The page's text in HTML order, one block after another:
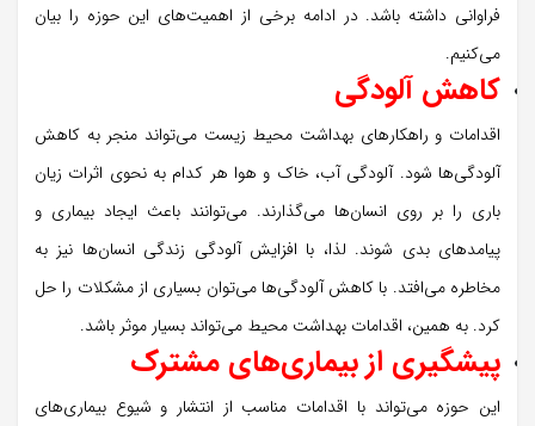
فراوانی داشته باشد. در ادامه برخی از اهمیت‌های این حوزه را بیان
می‌کنیم.
کاهش آلودگی‌
اقدامات و راهکارهای بهداشت محیط زیست می‌تواند منجر به کاهش
آلودگی‌ها شود. آلودگی آب، خاک و هوا هر کدام به نحوی اثرات زیان
باری را بر روی انسان‌ها می‌گذارند. می‌توانند باعث ایجاد بیماری و
پیامدهای بدی شوند. لذا، با افزایش آلودگی زندگی انسان‌ها نیز به
مخاطره می‌افتد. با کاهش آلودگی‌ها می‌توان بسیاری از مشکلات را حل
کرد. به همین، اقدامات بهداشت محیط می‌تواند بسیار موثر باشد.
پیشگیری از بیماری‌های مشترک
این حوزه می‌تواند با اقدامات مناسب از انتشار و شیوع بیماری‌های